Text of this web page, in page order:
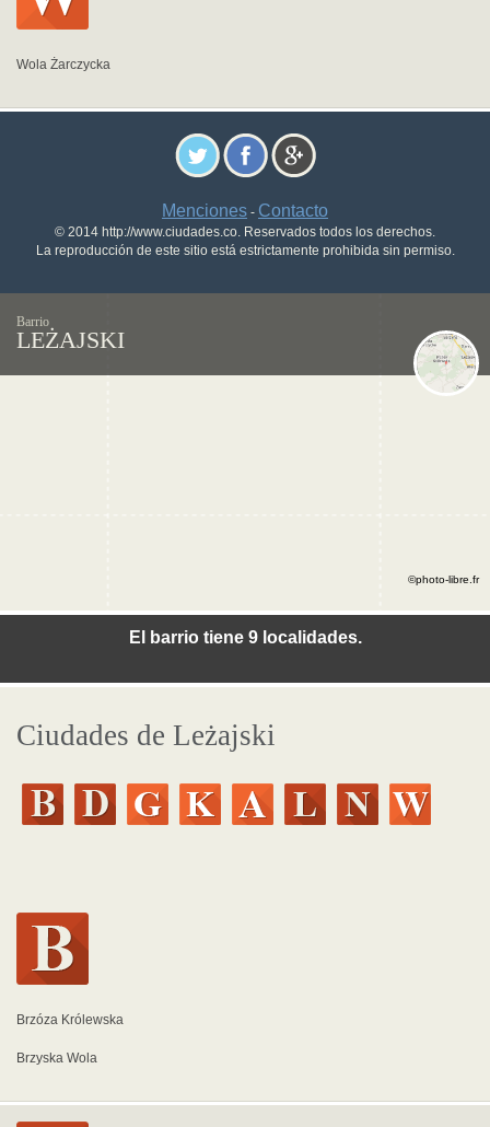
Wola Żarczycka
Menciones - Contacto
© 2014 http://www.ciudades.co. Reservados todos los derechos.
La reproducción de este sitio está estrictamente prohibida sin permiso.
Barrio
LEŻAJSKI
El barrio tiene 9 localidades.
©photo-libre.fr
Ciudades de Leżajski
Brzóza Królewska
Brzyska Wola